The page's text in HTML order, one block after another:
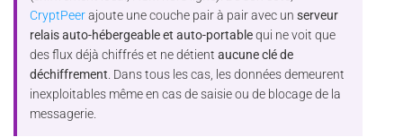
CryptPeerajoute une couche pair à pair avec unserveur
relais auto-hébergeable et auto-portablequi ne voit que
des flux déjà chiffrés et ne détientaucune clé de
déchiffrement . Dans tous les cas, les données demeurent
inexploitables même en cas de saisie ou de blocage de la
messagerie.